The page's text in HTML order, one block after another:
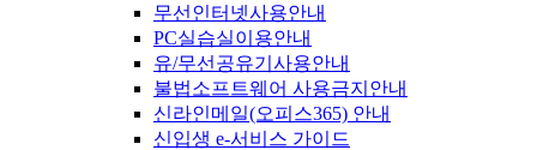
무선인터넷사용안내
PC실습실이용안내
유/무선공유기사용안내
불법소프트웨어 사용금지안내
신라인메일(오피스365) 안내
신입생 e-서비스 가이드